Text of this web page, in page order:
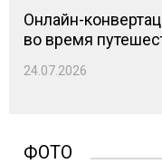
Онлайн-
во время
24.07.2026
ФОТО